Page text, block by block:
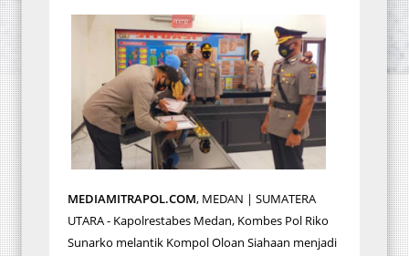
MEDIAMITRAPOL.COM, MEDAN | SUMATERA
UTARA - Kapolrestabes Medan, Kombes Pol Riko
Sunarko melantik Kompol Oloan Siahaan menjadi